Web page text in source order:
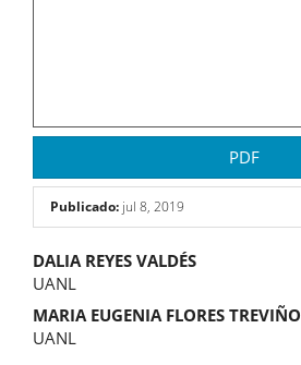
PDF
Publicado: jul 8, 2019
Contenido
principal
del
DALIA REYES VALDÉS
UANL
MARIA EUGENIA FLORES TREVIÑO
UANL